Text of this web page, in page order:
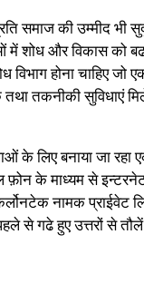
समाज की उम्मीद भी
शोध और विकास को
विभाग होना चाहिए
तकनीकी सुविधाएं मिलें
के लिए बनाया जा रहा
के माध्यम से
नामक प्राईवेट
गढे हुए उत्तरों से